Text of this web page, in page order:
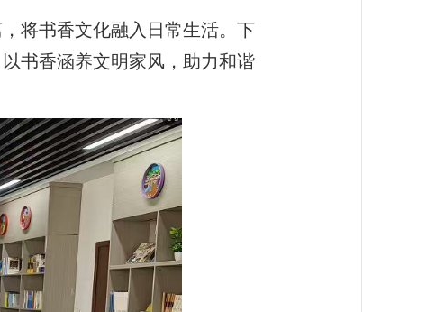
将书香文化融入日常生活。下
书香涵养文明家风，助力和谐